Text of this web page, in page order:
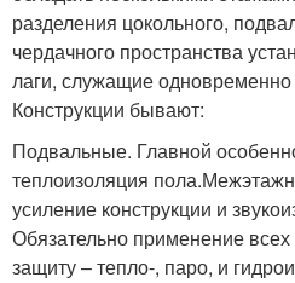
разделения цокольного,
чердачного пространства
лаги, служащие
Конструкции бывают:
Подвальные. Главной
теплоизоляция
усиление конструкции и
Обязательно применение
защиту – тепло-, паро, и